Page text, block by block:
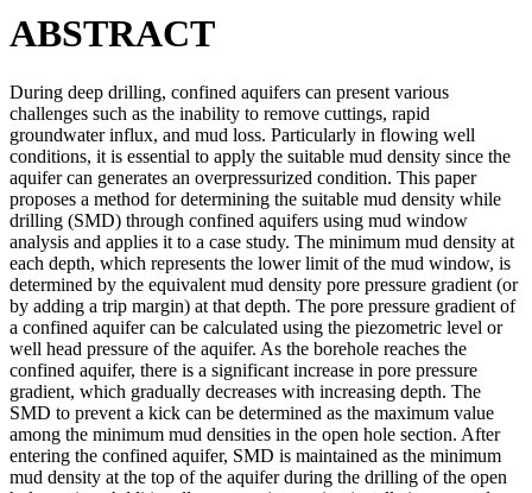
ABSTRACT
During deep drilling, confined aquifers can present various
challenges such as the inability to remove cuttings, rapid
groundwater influx, and mud loss. Particularly in flowing well
conditions, it is essential to apply the suitable mud density since the
aquifer can generates an overpressurized condition. This paper
proposes a method for determining the suitable mud density while
drilling (SMD) through confined aquifers using mud window
analysis and applies it to a case study. The minimum mud density at
each depth, which represents the lower limit of the mud window, is
determined by the equivalent mud density pore pressure gradient (or
by adding a trip margin) at that depth. The pore pressure gradient of
a confined aquifer can be calculated using the piezometric level or
well head pressure of the aquifer. As the borehole reaches the
confined aquifer, there is a significant increase in pore pressure
gradient, which gradually decreases with increasing depth. The
SMD to prevent a kick can be determined as the maximum value
among the minimum mud densities in the open hole section. After
entering the confined aquifer, SMD is maintained as the minimum
mud density at the top of the aquifer during the drilling of the open